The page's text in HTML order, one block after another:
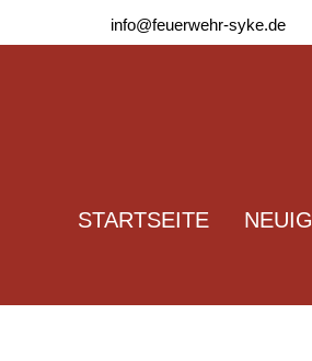
info@feuerwehr-syke.de
STARTSEITE